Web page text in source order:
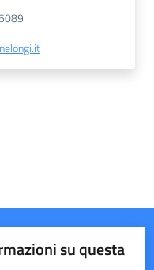
su questa